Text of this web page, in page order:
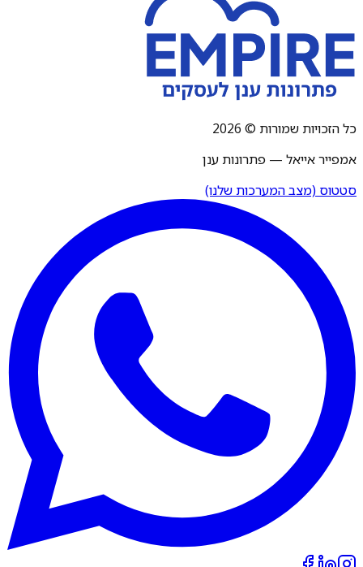
כל הזכויות שמורות © 2026
אמפייר אייאל — פתרונות ענן
סטטוס (מצב המערכות שלנו)